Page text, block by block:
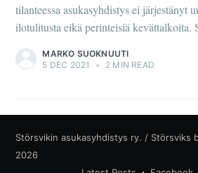
tilanteessa asukasyhdistys ei järjestänyt
ilotulitusta eikä perinteisiä kevättalkoita.
MARKO SUOKNUUTI
5 DEC 2021
• 2 MIN READ
Störsvikin asukasyhdistys ry. / Störsviks
2026